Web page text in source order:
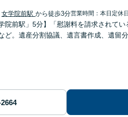
女学院前駅 から徒歩3分営業時間：本日定休日
院前駅」5分】「慰謝料を請求されて
ど。遺産分割協議、遺言書作成、遺留